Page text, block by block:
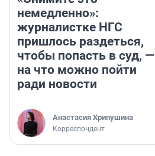
немедленно»:
журналистке НГС
пришлось раздеться,
чтобы попасть в суд, —
на что можно пойти
ради новости
Анастасия Хрипушина
Корреспондент